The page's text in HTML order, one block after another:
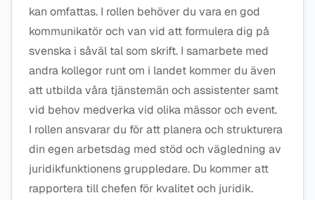
kan omfattas. I rollen behöver du vara en god
kommunikatör och van vid att formulera dig på
svenska i såväl tal som skrift. I samarbete med
andra kollegor runt om i landet kommer du även
att utbilda våra tjänstemän och assistenter samt
vid behov medverka vid olika mässor och event.
I rollen ansvarar du för att planera och strukturera
din egen arbetsdag med stöd och vägledning av
juridikfunktionens gruppledare. Du kommer att
rapportera till chefen för kvalitet och juridik.